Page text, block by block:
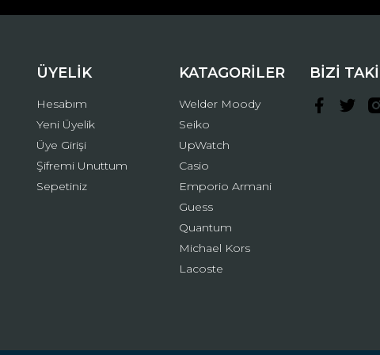
Gönder
ÜYELİK
Hesabım
Yeni Üyelik
Üye Girişi
Şifremi Unuttum
Sepetiniz
KATAGORİLER
Welder Moody
Seiko
UpWatch
Casio
Emporio Armani
Guess
Quantum
Michael Kors
Lacoste
BİZİ